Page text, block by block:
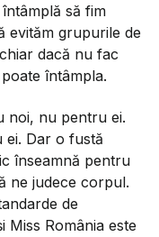
să fim
evităm grupurile de
dacă nu fac
întâmpla.
noi, nu pentru ei.
ei. Dar o fustă
înseamnă pentru
ne judece corpul.
de
Miss România este